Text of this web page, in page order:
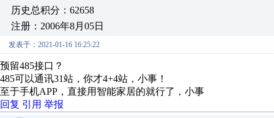
历史总积分：62658
注册：2006年8月05日
发表于：2021-01-16 16:25:22
预留485接口？
485可以通讯31站，你才4+4站，小事！
至于手机APP，直接用智能家居的就行了，小事
回复 引用 举报